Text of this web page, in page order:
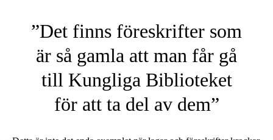
”Det finns föreskrifter som
är så gamla att man får gå
till Kungliga Biblioteket
för att ta del av dem”